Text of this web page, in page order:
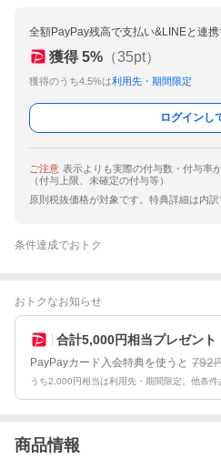
全額PayPay残高で支払い&LINEと連
獲得 5% （35pt）
獲得のうち4.5%は利用先・期間限定
ログインし
ご注意 表示よりも実際の付与数・付与率
（付与上限、未確定の付与等）
原則税抜価格が対象です。特典詳細は内訳
条件達成でおトク
おトクなお知らせ
合計5,000円相当プレゼント
PayPayカード入会特典を使うと 792
うち2,000円相当は利用先・期間限定。他条件
商品情報